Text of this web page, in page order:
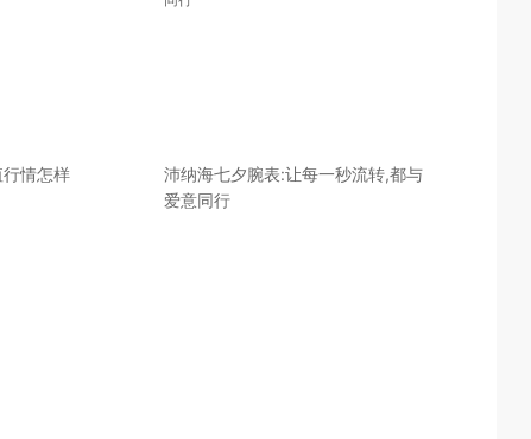
情怎样
沛纳海七夕腕表:让每一秒流转,都与
爱意同行